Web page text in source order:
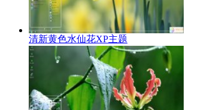
清新黄色水仙花XP主题